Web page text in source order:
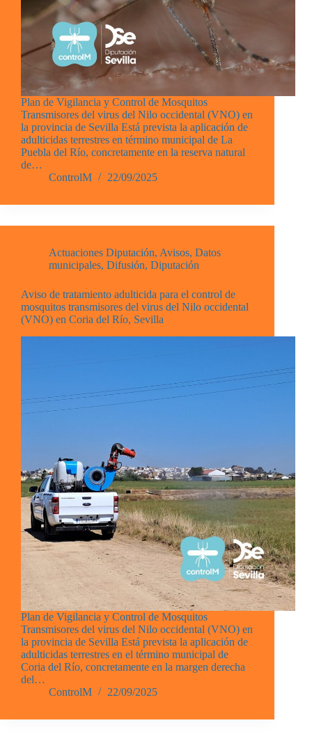
Plan de Vigilancia y Control de Mosquitos
Transmisores del virus del Nilo occidental (VNO) en
la provincia de Sevilla Está prevista la aplicación de
adulticidas terrestres en término municipal de La
Puebla del Río, concretamente en la reserva natural
de…
ControlM
22/09/2025
Actuaciones Diputación, Avisos, Datos
municipales, Difusión, Diputación
Aviso de tratamiento adulticida para el control de
mosquitos transmisores del virus del Nilo occidental
(VNO) en Coria del Río, Sevilla
Plan de Vigilancia y Control de Mosquitos
Transmisores del virus del Nilo occidental (VNO) en
la provincia de Sevilla Está prevista la aplicación de
adulticidas terrestres en el término municipal de
Coria del Río, concretamente en la margen derecha
del…
ControlM
22/09/2025